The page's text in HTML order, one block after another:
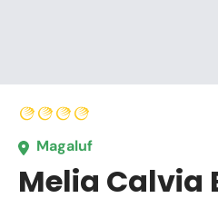
Magaluf
Melia Calvia